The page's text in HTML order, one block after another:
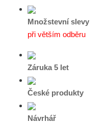
Množstevní slevy
při větším odběru
Záruka 5 let
České produkty
Návrhář